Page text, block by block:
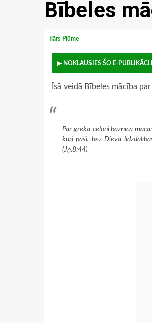
Bībeles
Ilārs Plūme
▶ NOKLAUSIES ŠO E-
Īsā veidā Bībeles mācība
Par grēka cēloni baznīca
kuri paši, bez Dieva
(Jņ.8:44)